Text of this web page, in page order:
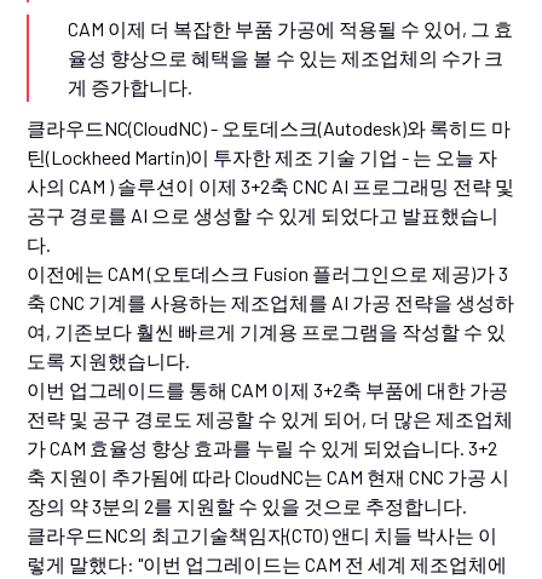
CAM 이제 더 복잡한 부품 가공에 적용될 수 있어, 그 효
율성 향상으로 혜택을 볼 수 있는 제조업체의 수가 크
게 증가합니다.
클라우드NC(CloudNC) - 오토데스크(Autodesk)와 록히드 마
틴(Lockheed Martin)이 투자한 제조 기술 기업 - 는 오늘 자
사의 CAM ) 솔루션이 이제 3+2축 CNC AI 프로그래밍 전략 및
공구 경로를 AI 으로 생성할 수 있게 되었다고 발표했습니
다.
이전에는 CAM (오토데스크 Fusion 플러그인으로 제공)가 3
축 CNC 기계를 사용하는 제조업체를 AI 가공 전략을 생성하
여, 기존보다 훨씬 빠르게 기계용 프로그램을 작성할 수 있
도록 지원했습니다.
이번 업그레이드를 통해 CAM 이제 3+2축 부품에 대한 가공
전략 및 공구 경로도 제공할 수 있게 되어, 더 많은 제조업체
가 CAM 효율성 향상 효과를 누릴 수 있게 되었습니다. 3+2
축 지원이 추가됨에 따라 CloudNC는 CAM 현재 CNC 가공 시
장의 약 3분의 2를 지원할 수 있을 것으로 추정합니다.
클라우드NC의 최고기술책임자(CTO) 앤디 치들 박사는 이
렇게 말했다: "이번 업그레이드는 CAM 전 세계 제조업체에